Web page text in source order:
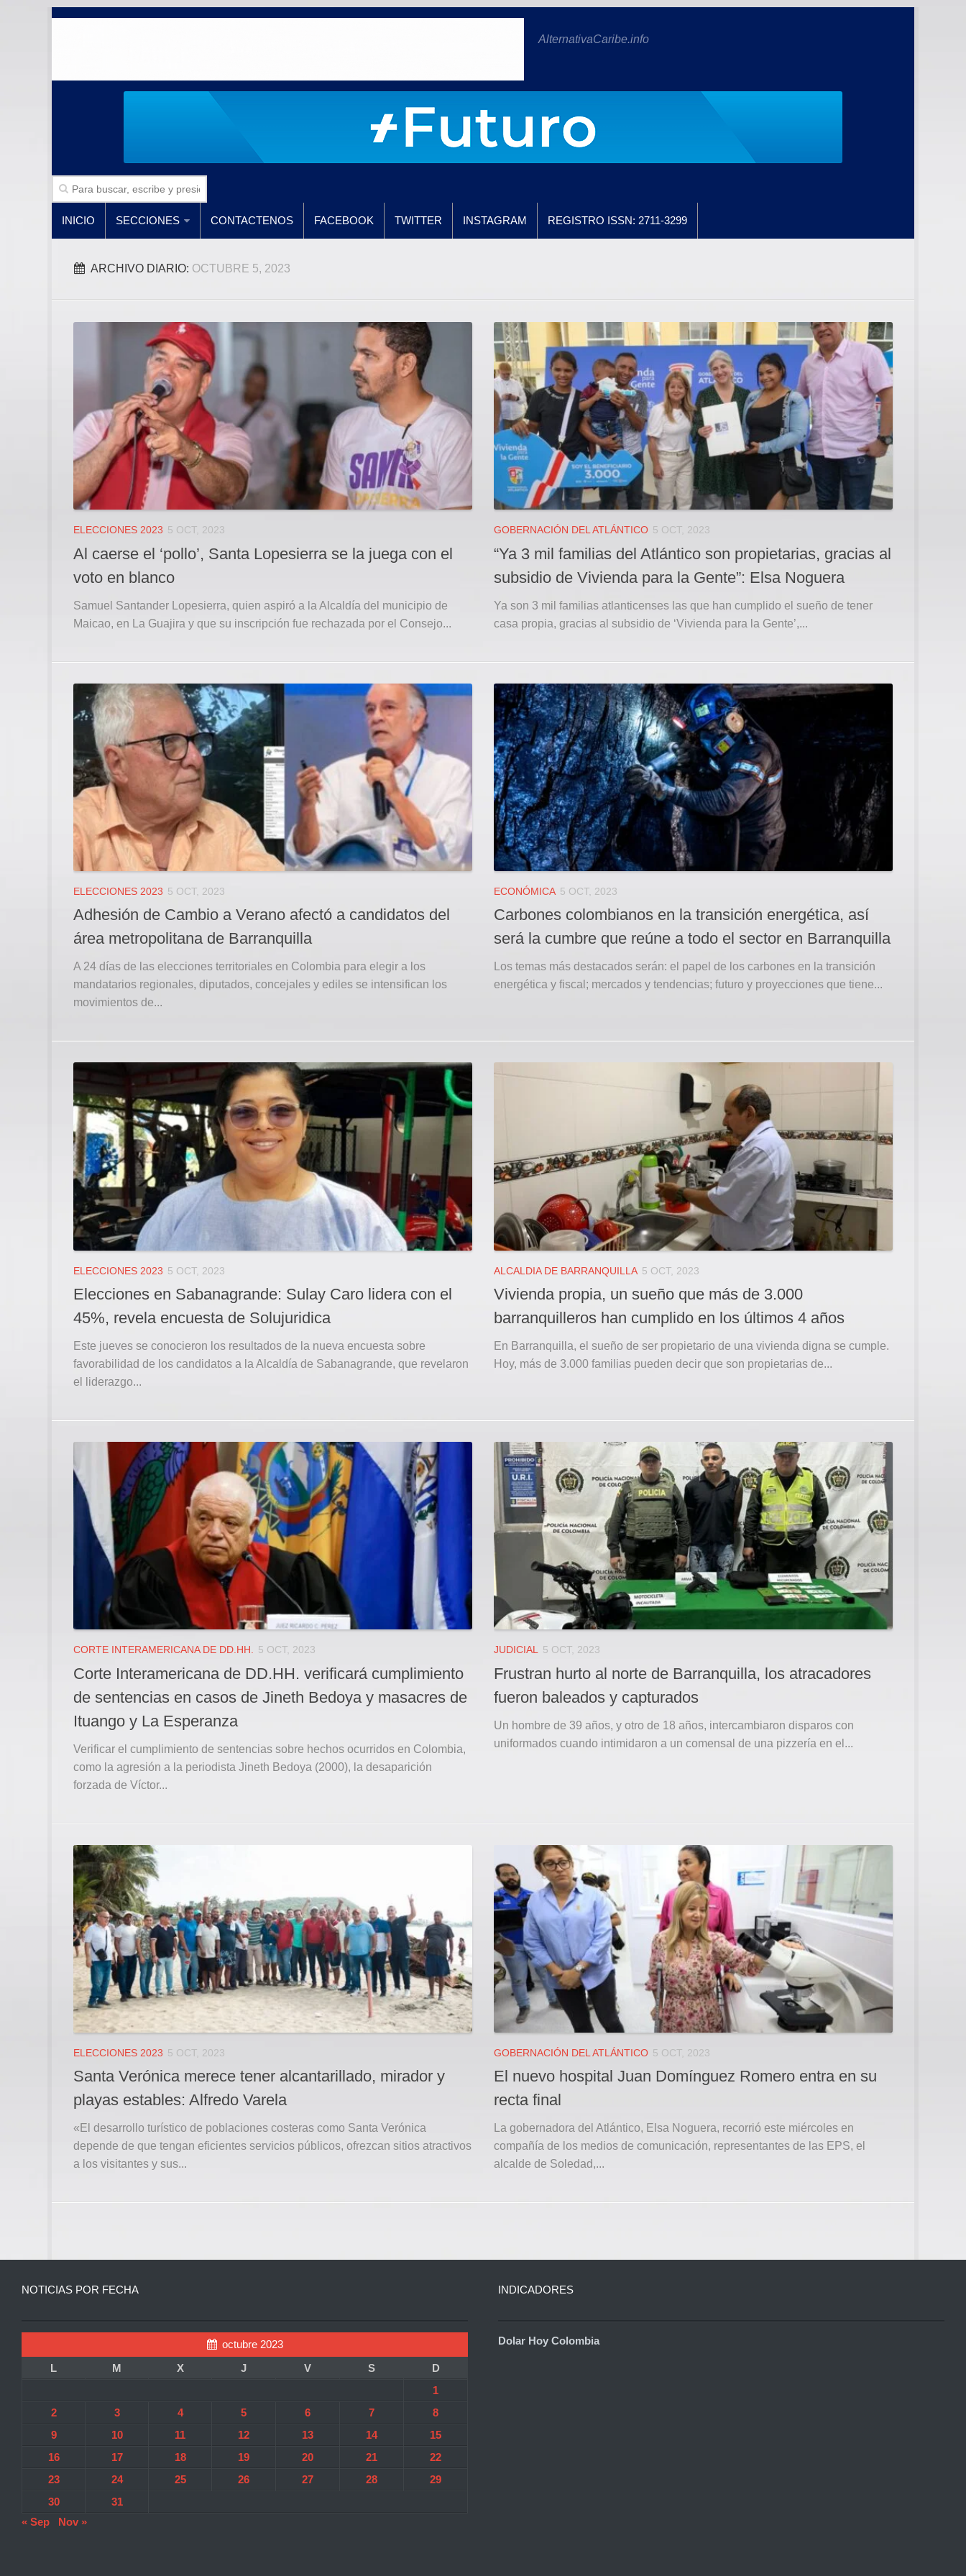
AlternativaCaribe.info
INICIO SECCIONES CONTACTENOS FACEBOOK TWITTER INSTAGRAM REGISTRO ISSN: 2711-3299
ARCHIVO DIARIO: OCTUBRE 5, 2023
ELECCIONES 2023 5 OCT, 2023
Al caerse el ‘pollo’, Santa Lopesierra se la juega con el
voto en blanco
Samuel Santander Lopesierra, quien aspiró a la Alcaldía del municipio de
Maicao, en La Guajira y que su inscripción fue rechazada por el Consejo...
GOBERNACIÓN DEL ATLÁNTICO 5 OCT, 2023
“Ya 3 mil familias del Atlántico son propietarias, gracias al
subsidio de Vivienda para la Gente”: Elsa Noguera
Ya son 3 mil familias atlanticenses las que han cumplido el sueño de tener
casa propia, gracias al subsidio de ‘Vivienda para la Gente’,...
ELECCIONES 2023 5 OCT, 2023
Adhesión de Cambio a Verano afectó a candidatos del
área metropolitana de Barranquilla
A 24 días de las elecciones territoriales en Colombia para elegir a los
mandatarios regionales, diputados, concejales y ediles se intensifican los
movimientos de...
ECONÓMICA 5 OCT, 2023
Carbones colombianos en la transición energética, así
será la cumbre que reúne a todo el sector en Barranquilla
Los temas más destacados serán: el papel de los carbones en la transición
energética y fiscal; mercados y tendencias; futuro y proyecciones que tiene...
ELECCIONES 2023 5 OCT, 2023
Elecciones en Sabanagrande: Sulay Caro lidera con el
45%, revela encuesta de Solujuridica
Este jueves se conocieron los resultados de la nueva encuesta sobre
favorabilidad de los candidatos a la Alcaldía de Sabanagrande, que revelaron
el liderazgo...
ALCALDIA DE BARRANQUILLA 5 OCT, 2023
Vivienda propia, un sueño que más de 3.000
barranquilleros han cumplido en los últimos 4 años
En Barranquilla, el sueño de ser propietario de una vivienda digna se cumple.
Hoy, más de 3.000 familias pueden decir que son propietarias de...
CORTE INTERAMERICANA DE DD.HH. 5 OCT, 2023
Corte Interamericana de DD.HH. verificará cumplimiento
de sentencias en casos de Jineth Bedoya y masacres de
Ituango y La Esperanza
Verificar el cumplimiento de sentencias sobre hechos ocurridos en Colombia,
como la agresión a la periodista Jineth Bedoya (2000), la desaparición
forzada de Víctor...
JUDICIAL 5 OCT, 2023
Frustran hurto al norte de Barranquilla, los atracadores
fueron baleados y capturados
Un hombre de 39 años, y otro de 18 años, intercambiaron disparos con
uniformados cuando intimidaron a un comensal de una pizzería en el...
ELECCIONES 2023 5 OCT, 2023
Santa Verónica merece tener alcantarillado, mirador y
playas estables: Alfredo Varela
«El desarrollo turístico de poblaciones costeras como Santa Verónica
depende de que tengan eficientes servicios públicos, ofrezcan sitios atractivos
a los visitantes y sus...
GOBERNACIÓN DEL ATLÁNTICO 5 OCT, 2023
El nuevo hospital Juan Domínguez Romero entra en su
recta final
La gobernadora del Atlántico, Elsa Noguera, recorrió este miércoles en
compañía de los medios de comunicación, representantes de las EPS, el
alcalde de Soledad,...
NOTICIAS POR FECHA
octubre 2023
L
M X J V S
D
1
2
3 4 5 6 7
8
9
10 11 12 13 14
15
16
17 18 19 20 21
22
23
24 25 26 27 28
29
30
31
« Sep
Nov »
INDICADORES
Dolar Hoy Colombia